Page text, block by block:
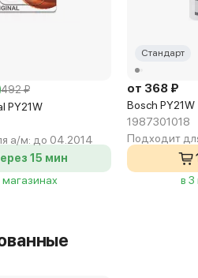
492 ₽
PY21W
а/м: до 04.2014
15 мин
магазинах
Стандарт
от 368 ₽
Bosch PY21W
1987301018
Подходит
в 3